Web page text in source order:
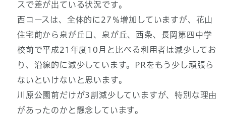
スで差が出ている状況です。
西コースは、全体的に27％増加していますが、花山
住宅前から泉が丘口、泉が丘、西条、長岡第四中学
校前で平成21年度10月と比べる利用者は減少してお
り、沿線的に減少しています。PRをもう少し頑張ら
ないといけないと思います。
川原公園前だけが3割減少していますが、特別な理由
があったのかと懸念しています。